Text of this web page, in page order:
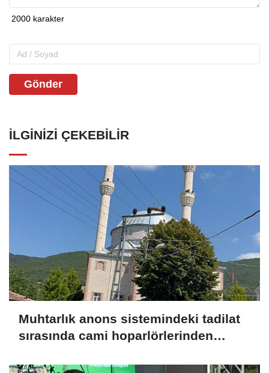
Gönder
İLGINIZI ÇEKEBILIR
Muhtarlık anons sistemindeki tadilat
sırasında cami hoparlörlerinden